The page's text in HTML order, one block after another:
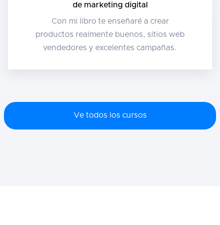
de marketing digital
Con mi libro te enseñaré a crear
productos realmente buenos, sitios web
vendedores y excelentes campañas.
Ve todos los cursos